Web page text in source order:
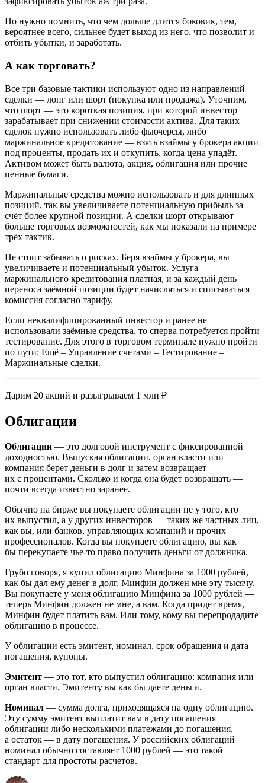
Но нужно помнить, что чем дольше длится боковик, тем,
вероятнее всего, сильнее будет выход из него, что позволит и
отбить убытки, и заработать.
А как торговать?
Все три базовые тактики используют одно из направлений
сделки — лонг или шорт (покупка или продажа). Уточним,
что шорт — это короткая позиция, при которой инвестор
зарабатывает при снижении стоимости актива. Для таких
сделок нужно использовать либо фьючерсы, либо
маржинальное кредитование — взять взаймы у брокера акции
под проценты, продать их и откупить, когда цена упадёт.
Активом может быть валюта, акция, облигация или прочие
ценные бумаги.
Маржинальные средства можно использовать и для длинных
позиций, так вы увеличиваете потенциальную прибыль за
счёт более крупной позиции. А сделки шорт открывают
больше торговых возможностей, как мы показали на примере
трёх тактик.
Не стоит забывать о рисках. Беря взаймы у брокера, вы
увеличиваете и потенциальный убыток. Услуга
маржинального кредитования платная, и за каждый день
переноса заёмной позиции будет начисляться и списываться
комиссия согласно тарифу.
Если неквалифицированный инвестор и ранее не
использовали заёмные средства, то сперва потребуется пройти
тестирование. Для этого в торговом терминале нужно пройти
по пути: Ещё – Управление счетами – Тестирование –
Маржинальные сделки.
Дарим 20 акций и разыгрываем 1 млн ₽
Облигации
Облигации — это долговой инструмент с фиксированной
доходностью. Выпуская облигации, орган власти или
компания берет деньги в долг и затем возвращает
их с процентами. Сколько и когда она будет возвращать —
почти всегда известно заранее.
Обычно на бирже вы покупаете облигации не у того, кто
их выпустил, а у других инвесторов — таких же частных лиц,
как вы, или банков, управляющих компаний и прочих
профессионалов. Когда вы покупаете облигацию, вы как
бы перекупаете чье-то право получить деньги от должника.
Грубо говоря, я купил облигацию Минфина за 1000 рублей,
как бы дал ему денег в долг. Минфин должен мне эту тысячу.
Вы покупаете у меня облигацию Минфина за 1000 рублей —
теперь Минфин должен не мне, а вам. Когда придет время,
Минфин будет платить вам. Или тому, кому вы перепродадите
облигацию в процессе.
У облигации есть эмитент, номинал, срок обращения и дата
погашения, купоны.
Эмитент — это тот, кто выпустил облигацию: компания или
орган власти. Эмитенту вы как бы даете деньги.
Номинал — сумма долга, приходящаяся на одну облигацию.
Эту сумму эмитент выплатит вам в дату погашения
облигации либо несколькими платежами до погашения,
а остаток — в дату погашения. У российских облигаций
номинал обычно составляет 1000 рублей — это такой
стандарт для простоты расчетов.